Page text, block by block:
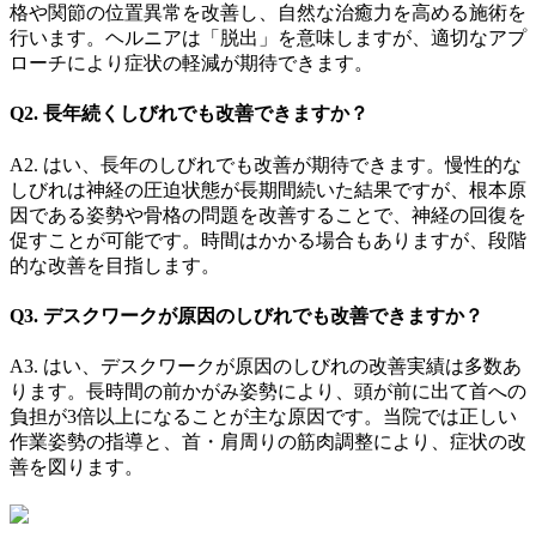
格や関節の位置異常を改善し、自然な治癒力を高める施術を
行います。ヘルニアは「脱出」を意味しますが、適切なアプ
ローチにより症状の軽減が期待できます。
Q2. 長年続くしびれでも改善できますか？
A2. はい、長年のしびれでも改善が期待できます。慢性的な
しびれは神経の圧迫状態が長期間続いた結果ですが、根本原
因である姿勢や骨格の問題を改善することで、神経の回復を
促すことが可能です。時間はかかる場合もありますが、段階
的な改善を目指します。
Q3. デスクワークが原因のしびれでも改善できますか？
A3. はい、デスクワークが原因のしびれの改善実績は多数あ
ります。長時間の前かがみ姿勢により、頭が前に出て首への
負担が3倍以上になることが主な原因です。当院では正しい
作業姿勢の指導と、首・肩周りの筋肉調整により、症状の改
善を図ります。